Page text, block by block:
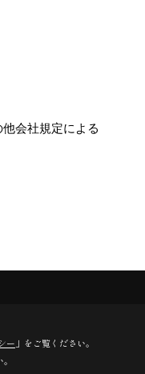
会社規定による
Reserved.
ー 」をご覧ください。